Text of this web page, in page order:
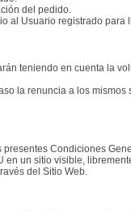
del pedido.
al Usuario registrado
teniendo en cuenta la
la renuncia a los
Condiciones
un sitio visible,
del Sitio Web.